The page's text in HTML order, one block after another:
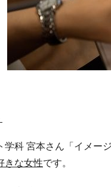
学科 宮本さん「イメー
きな女性です。